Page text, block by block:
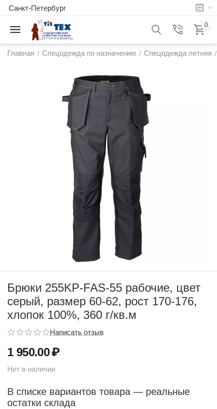
Санкт-Петербург
0
Главная / Спецодежда по назначению / Спецодежда летняя /
Брюки 255KP-FAS-55 рабочие, цвет
серый, размер 60-62, рост 170-176,
хлопок 100%, 360 г/кв.м
Написать отзыв
1 950.00₽
Нет в наличии
В списке вариантов товара — реальные
остатки склада